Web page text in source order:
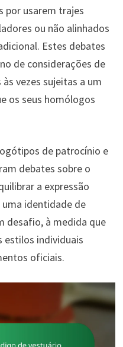
por usarem trajes
ou não alinhados
Estes debates
de considerações de
vezes sujeitas a um
os seus homólogos
de patrocínio e
debates sobre o
a expressão
uma identidade de
desafio, à medida que
estilos individuais
oficiais.